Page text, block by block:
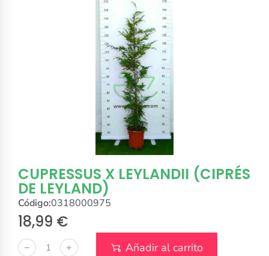
CUPRESSUS X LEYLANDII (CIPRÉS
DE LEYLAND)
Código:0318000975
18,99 €
﹣ ﹢ Añadir al carrito